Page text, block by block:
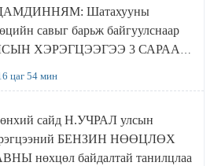
Шатахууны
савыг барьж байгуулснаар
ХЭРЭГЦЭЭГЭЭ 3 САРААР
цаг 54 мин
сайд Н.УЧРАЛ улсын
БЕНЗИН НӨӨЦЛӨХ
нөхцөл байдалтай танилцлаа